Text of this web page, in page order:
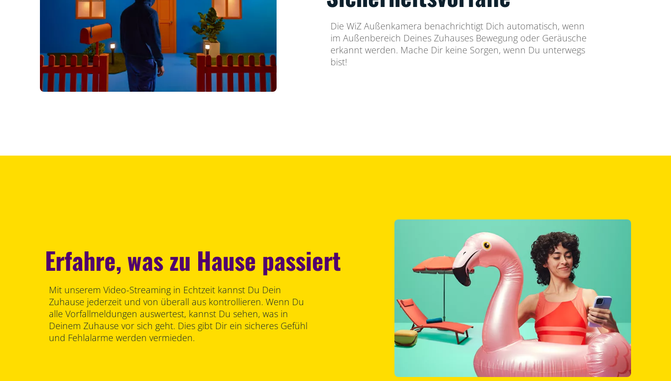
Die WiZ Außenkamera benachrichtigt Dich automatisch, wenn
im Außenbereich Deines Zuhauses Bewegung oder Geräusche
erkannt werden. Mache Dir keine Sorgen, wenn Du unterwegs
bist!
Erfahre, was zu Hause passiert
Mit unserem Video-Streaming in Echtzeit kannst Du Dein
Zuhause jederzeit und von überall aus kontrollieren. Wenn Du
alle Vorfallmeldungen auswertest, kannst Du sehen, was in
Deinem Zuhause vor sich geht. Dies gibt Dir ein sicheres Gefühl
und Fehlalarme werden vermieden.